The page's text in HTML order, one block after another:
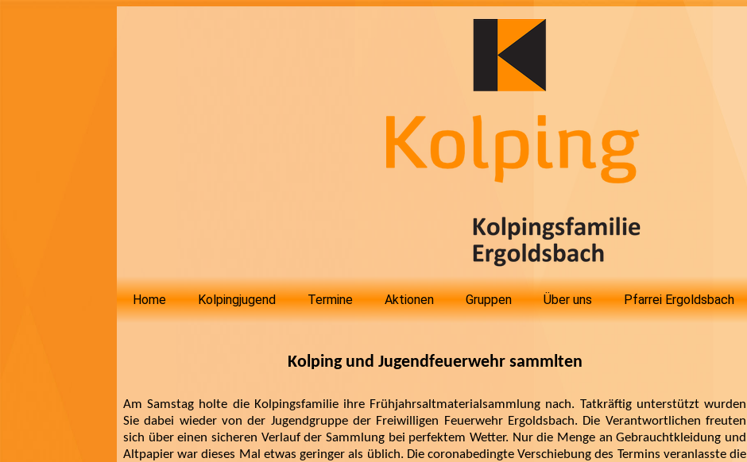
Home Kolpingjugend Termine Aktionen Gruppen Über uns Pfarrei Ergoldsbach
Kolping und Jugendfeuerwehr sammlten
Am Samstag holte die Kolpingsfamilie ihre Frühjahrsaltmaterialsammlung nach. Tatkräftig unterstützt wurden
Sie dabei wieder von der Jugendgruppe der Freiwilligen Feuerwehr Ergoldsbach. Die Verantwortlichen freuten
sich über einen sicheren Verlauf der Sammlung bei perfektem Wetter. Nur die Menge an Gebrauchtkleidung und
Altpapier war dieses Mal etwas geringer als üblich. Die coronabedingte Verschiebung des Termins veranlasste die